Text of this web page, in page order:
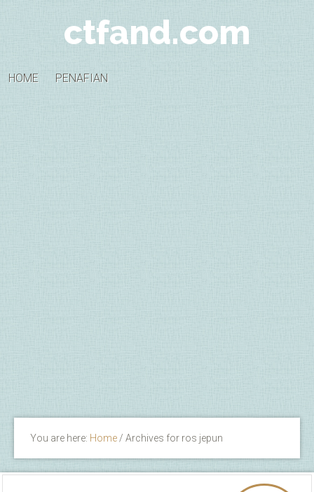
ctfand.com
HOME PENAFIAN
You are here: Home / Archives for ros jepun